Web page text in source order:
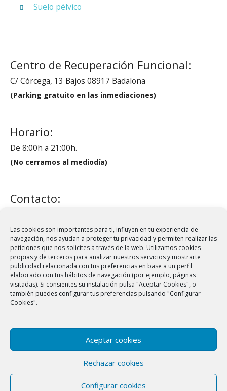
Las cookies son importantes para ti, influyen en tu experiencia de
navegación, nos ayudan a proteger tu privacidad y permiten realizar las
peticiones que nos solicites a través de la web. Utilizamos cookies
propias y de terceros para analizar nuestros servicios y mostrarte
publicidad relacionada con tus preferencias en base a un perfil
elaborado con tus hábitos de navegación (por ejemplo, páginas
visitadas). Si consientes su instalación pulsa "Aceptar Cookies", o
también puedes configurar tus preferencias pulsando "Configurar
Cookies".
Aceptar cookies
Rechazar cookies
Configurar cookies
Suelo pélvico
Centro de Recuperación Funcional:
C/ Córcega, 13 Bajos 08917 Badalona
(Parking gratuito en las inmediaciones)
Horario:
De 8:00h a 21:00h.
(No cerramos al mediodía)
Contacto:
Tel.:93 460 79 28
Fax: 93 399 62 20
Síguenos:
Aviso Legal y normas del blog|Política de Cookies
Política de Redes Sociales